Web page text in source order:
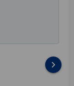
keyboard_arrow_right